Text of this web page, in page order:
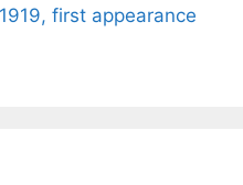
first appearance